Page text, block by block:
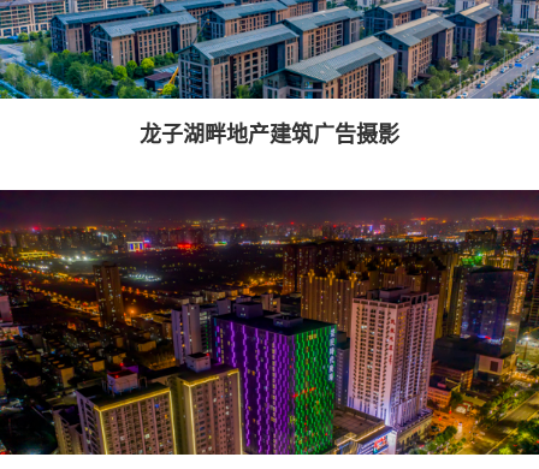
龙子湖畔地产建筑广告摄影